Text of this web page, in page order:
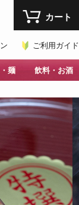
ご利用ガイド
カート
麺 飲料・お酒